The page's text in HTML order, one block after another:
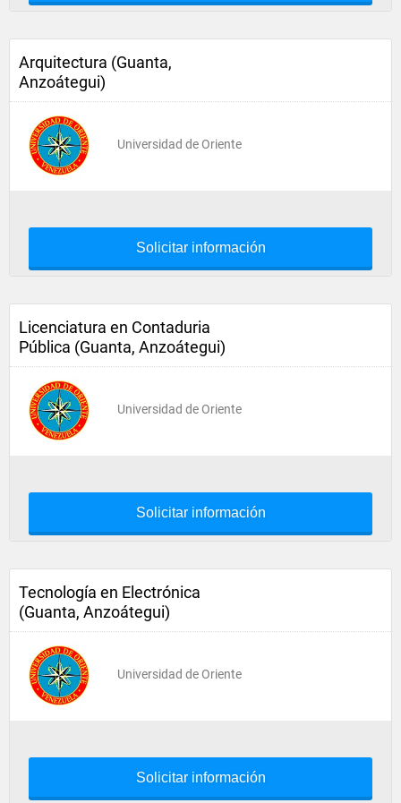
Arquitectura (Guanta,
Anzoátegui)
Universidad de Oriente
Solicitar información
Licenciatura en Contaduria
Pública (Guanta, Anzoátegui)
Universidad de Oriente
Solicitar información
Tecnología en Electrónica
(Guanta, Anzoátegui)
Universidad de Oriente
Solicitar información